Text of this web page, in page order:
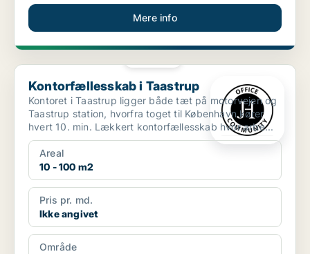
Mere info
Kontorfællesskab i Taastrup
Kontorfællesskab i Taastrup
Kontoret i Taastrup ligger både tæt på motorvejen og
Taastrup station, hvorfra toget til København kører
hvert 10. min. Lækkert kontorfællesskab hvor arbe...
Areal
10 - 100 m2
Pris pr. md.
Ikke angivet
Område